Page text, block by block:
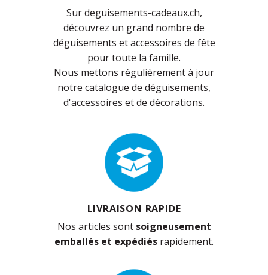
Sur deguisements-cadeaux.ch,
découvrez un grand nombre de
déguisements et accessoires de fête
pour toute la famille.
Nous mettons régulièrement à jour
notre catalogue de déguisements,
d'accessoires et de décorations.
LIVRAISON RAPIDE
Nos articles sont soigneusement
emballés et expédiés rapidement.